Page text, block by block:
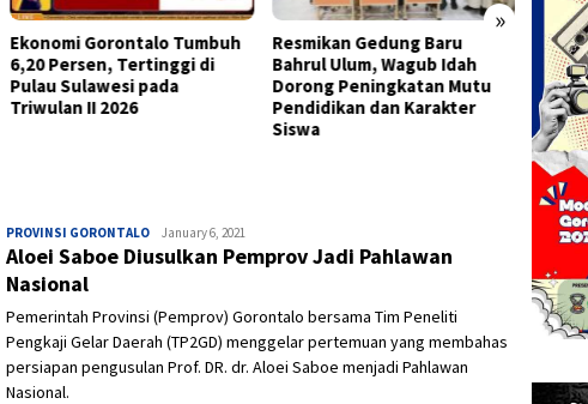
»
Ekonomi Gorontalo Tumbuh
6,20 Persen, Tertinggi di
Pulau Sulawesi pada
Triwulan II 2026
Resmikan Gedung Baru
Bahrul Ulum, Wagub Idah
Dorong Peningkatan Mutu
Pendidikan dan Karakter
Siswa
HPK
Anak
PROVINSI GORONTALO Admin
January 6, 2021
Aloei Saboe Diusulkan Pemprov Jadi Pahlawan
Nasional
Pemerintah Provinsi (Pemprov) Gorontalo bersama Tim Peneliti
Pengkaji Gelar Daerah (TP2GD) menggelar pertemuan yang membahas
persiapan pengusulan Prof. DR. dr. Aloei Saboe menjadi Pahlawan
Nasional.